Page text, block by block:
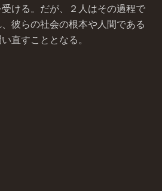
ける。だが、２人はその過程で
彼らの社会の根本や人間である
直すこととなる。